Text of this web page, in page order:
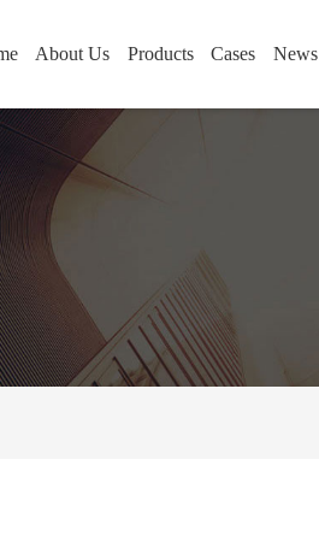
About Us Products Cases News